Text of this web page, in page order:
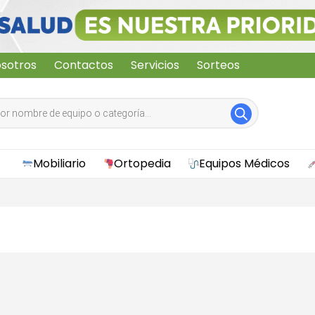
Contactos Servicios Sorteos
Mobiliario Ortopedia Equipos Médicos